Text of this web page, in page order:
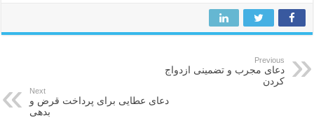
Previous
دعای مجرب و تضمینی ازدواج
کردن
Next
دعای عطایی برای پرداخت قرض و
بدهی